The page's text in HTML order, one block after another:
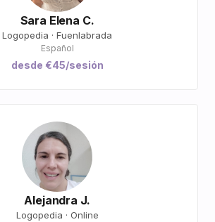
Sara Elena C.
Logopedia · Fuenlabrada
Español
desde €45/sesión
Alejandra J.
Logopedia · Online